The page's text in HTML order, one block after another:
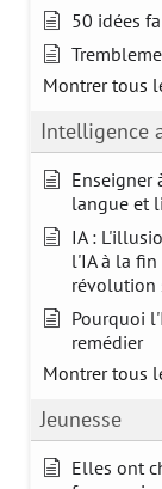
50 idées
Montrer tous
Intelligence
Enseigner
langue et
IA :
l'IA à la
révolution
Pourquoi
remédier
Montrer tous
Jeunesse
Elles ont